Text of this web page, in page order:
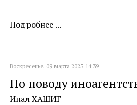
Подробнее ...
Воскресенье, 09 марта 2025 14:39
По поводу
Инал ХАШИГ